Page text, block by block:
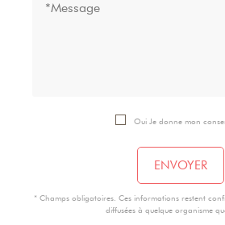
Oui Je donne mon
* Champs obligatoires. Ces informations restent
diffusées à quelque organisme